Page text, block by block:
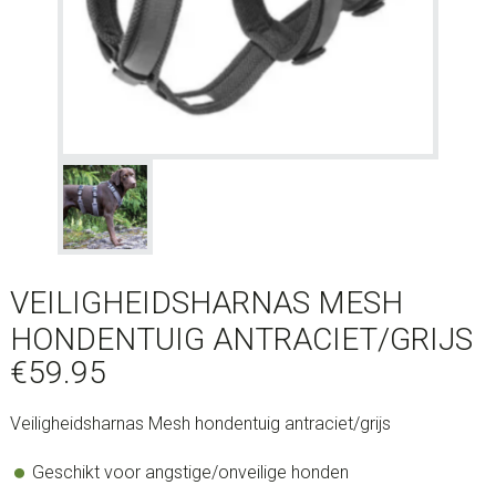
VEILIGHEIDSHARNAS MESH
HONDENTUIG ANTRACIET/GRIJS
€59.95
Veiligheidsharnas Mesh hondentuig antraciet/grijs
Geschikt voor angstige/onveilige honden